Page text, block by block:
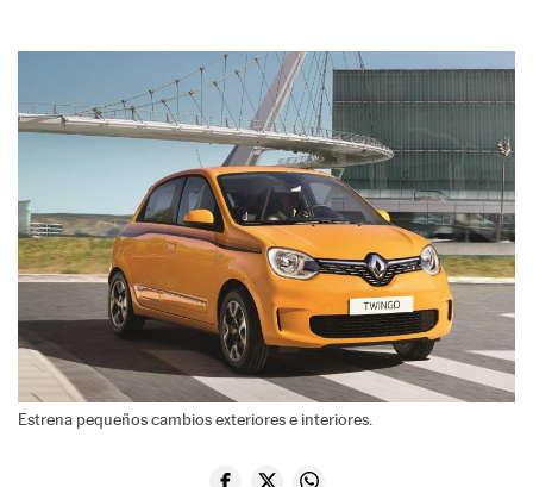
Estrena pequeños cambios exteriores e interiores.